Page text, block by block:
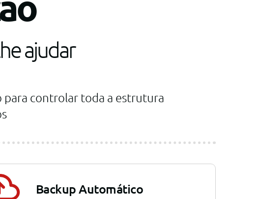
ajudar
para controlar toda a estrutura
Backup Automático